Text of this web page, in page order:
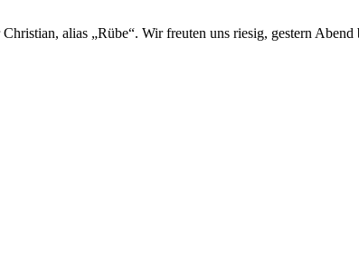
alias „Rübe“. Wir freuten uns riesig, gestern